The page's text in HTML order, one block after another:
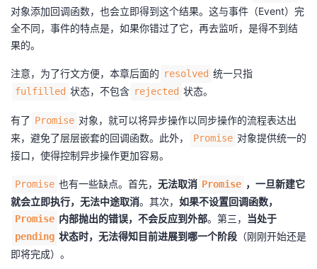
者
学
堂
我
的
课
程
我
的
认
证
我
的
实
我
的
支
持
我
的
术
支
持
我
云
声
建
对象添加回调函数，也会立即得到这个结果。这与事件（Event）完
全不同，事件的特点是，如果你错过了它，再去监听，是得不到结
果的。
注意，为了行文方便，本章后面的 resolved 统一只指
fulfilled 状态，不包含 rejected 状态。
有了 Promise 对象，就可以将异步操作以同步操作的流程表达出
来，避免了层层嵌套的回调函数。此外，
Promise 对象提供统一的
接口，使得控制异步操作更加容易。
Promise 也有一些缺点。首先， 无法取消 Promise ，一旦新建它
就会立即执行，无法中途取消。其次， 如果不设置回调函数，
Promise 内部抛出的错误，不会反应到外部。第三， 当处于
pending 状态时，无法得知目前进展到哪一个阶段 （刚刚开始还是
即将完成）。